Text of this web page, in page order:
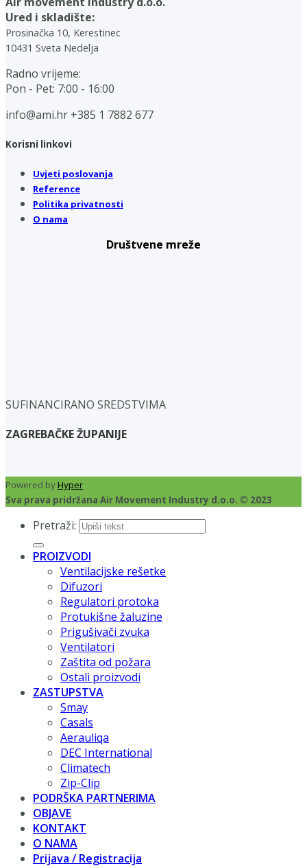
Ured i skladište:
Prosinačka 10, Kerestinec
10431 Sveta Nedelja
Radno vrijeme:
Pon - Pet: 7:00 - 16:00
info@ami.hr +385 1 7882 677
Korisni linkovi
Uvjeti poslovanja
Reference
Politika privatnosti
O nama
Društvene mreže
SUFINANCIRANO SREDSTVIMA
ZAGREBAČKE ŽUPANIJE
Powered byHyper
Sva prava pridržana Air Movement Industry d.o.o. © 2023
Pretraži:
PROIZVODI
Ventilacijske rešetke
Difuzori
Regulatori protoka
Protukišne žaluzine
Prigušivači zvuka
Ventilatori
Zaštita od požara
Ostali proizvodi
ZASTUPSTVA
Smay
Casals
Aerauliqa
DEC International
Climatech
Zip-Clip
PODRŠKA PARTNERIMA
OBJAVE
KONTAKT
O NAMA
Prijava / Registracija